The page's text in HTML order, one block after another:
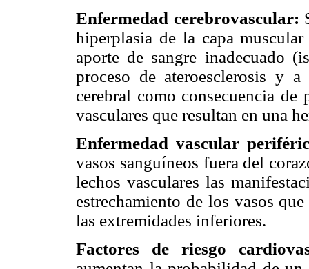
Enfermedad cerebrovascular:
hiperplasia de la capa
aporte de sangre inadecuado
proceso de ateroesclerosis y
cerebral como consecuencia
vasculares que resultan en una
Enfermedad vascular
vasos sanguíneos fuera del
lechos vasculares las
estrechamiento de los vasos
las extremidades inferiores.
Factores de riesgo